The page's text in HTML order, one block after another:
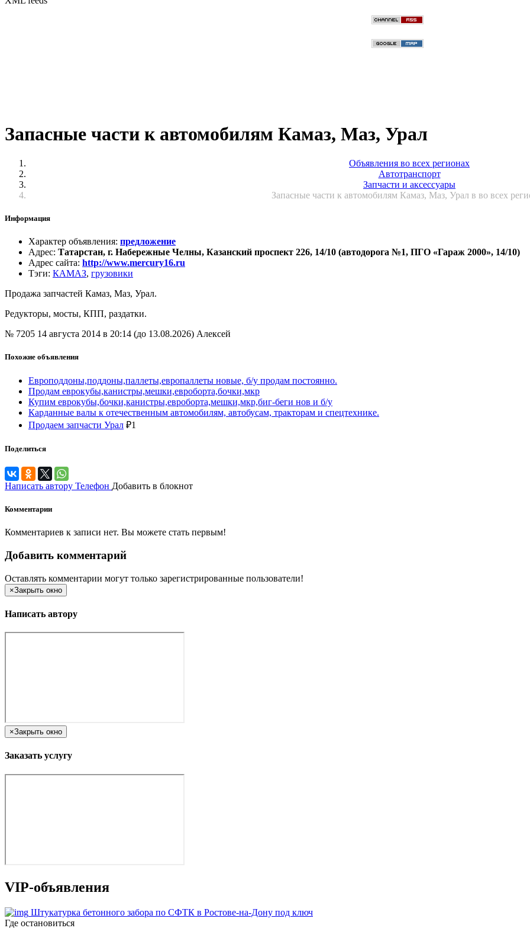
Запасные части к автомобилям Камаз, Маз, Урал
Объявления во всех регионах
Автотранспорт
Запчасти и аксессуары
Запасные части к автомобилям Камаз, Маз, Урал в во всех
Информация
Характер объявления: предложение
Адрес: Татарстан, г. Набережные Челны, Казанский проспект 226, 14/10 (автодорога №1, ПГО «Гараж 2000», 14/10)
Адрес сайта: http://www.mercury16.ru
Тэги: КАМАЗ, грузовики
Продажа запчастей Камаз, Маз, Урал.
Редукторы, мосты, КПП, раздатки.
№ 7205 14 августа 2014 в 20:14 (до 13.08.2026) Алексей
Похожие объявления
Европоддоны,поддоны,паллеты,европаллеты новые, б/у продам постоянно.
Продам еврокубы,канистры,мешки,евроборта,бочки,мкр
Купим еврокубы,бочки,канистры,евроборта,мешки,мкр,биг-беги нов и б/у
Карданные валы к отечественным автомобилям, автобусам, тракторам и спецтехнике.
Продаем запчасти Урал ₽1
Поделиться
Написать автору Телефон Добавить в блокнот
Комментарии
Комментариев к записи нет. Вы можете стать первым!
Добавить комментарий
Оставлять комментарии могут только зарегистрированные пользователи!
×Закрыть окно
Написать автору
×Закрыть окно
Заказать услугу
VIP-объявления
Штукатурка бетонного забора по СФТК в Ростове-на-Дону под ключ
Где остановиться